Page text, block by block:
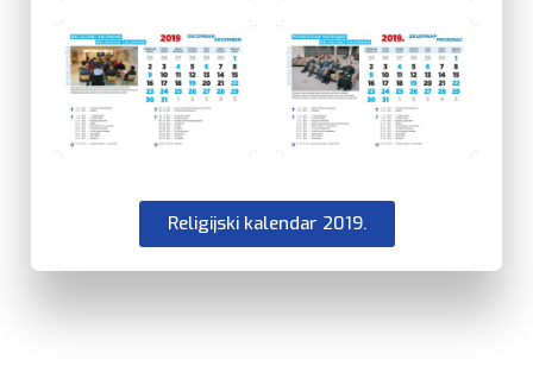
Religijski kalendar 2019.